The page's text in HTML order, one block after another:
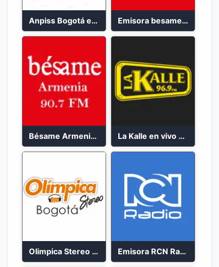
Anpiss Bogotá emisora 2023 Emisora besame medellín 2023
Bésame Armenia en vivo 2023 La Kalle en vivo 2023
Olimpica Stereo Bogotá 105.9 FM Vibrante Emisora RCN Radio 93.9 FM Bogotá